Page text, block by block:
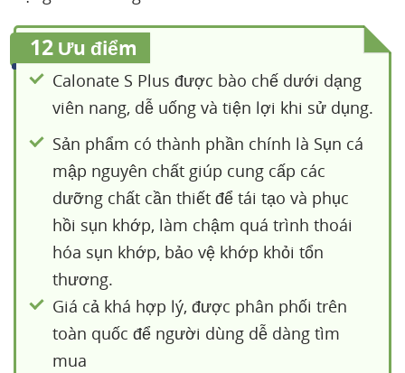
12 Ưu điểm
Calonate S Plus được bào chế dưới dạng
viên nang, dễ uống và tiện lợi khi sử dụng.
Sản phẩm có thành phần chính là Sụn cá
mập nguyên chất giúp cung cấp các
dưỡng chất cần thiết để tái tạo và phục
hồi sụn khớp, làm chậm quá trình thoái
hóa sụn khớp, bảo vệ khớp khỏi tổn
thương.
Giá cả khá hợp lý, được phân phối trên
toàn quốc để người dùng dễ dàng tìm
mua